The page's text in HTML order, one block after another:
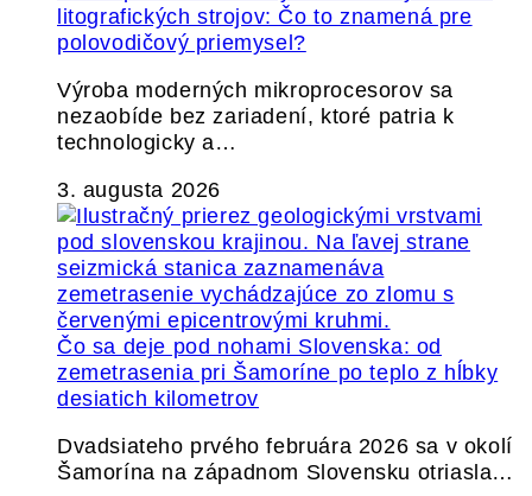
litografických strojov: Čo to znamená pre
polovodičový priemysel?
Výroba moderných mikroprocesorov sa
nezaobíde bez zariadení, ktoré patria k
technologicky a…
3. augusta 2026
Čo sa deje pod nohami Slovenska: od
zemetrasenia pri Šamoríne po teplo z hĺbky
desiatich kilometrov
Dvadsiateho prvého februára 2026 sa v okolí
Šamorína na západnom Slovensku otriasla…